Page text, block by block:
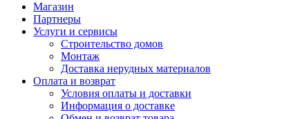
Магазин
Партнеры
Услуги и сервисы
Строительство домов
Монтаж
Доставка нерудных материалов
Оплата и возврат
Условия оплаты и доставки
Информация о доставке